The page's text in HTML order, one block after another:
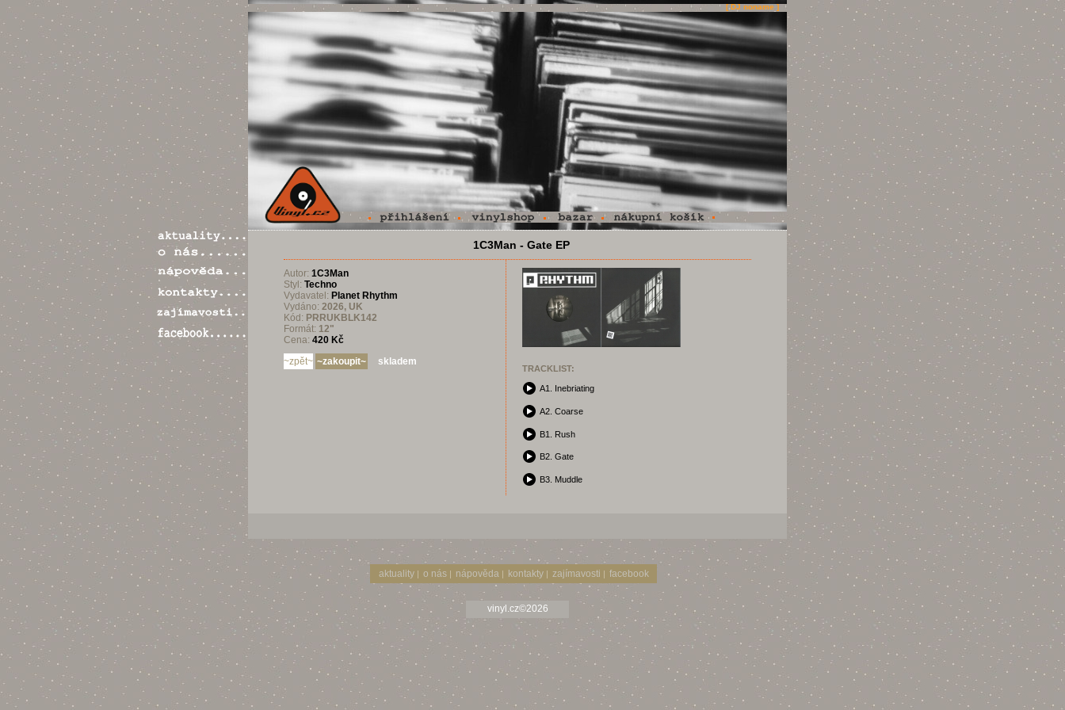
[ DJ noname ]
1C3Man - Gate EP
Autor: 1C3Man
Styl: Techno
Vydavatel: Planet Rhythm
Vydáno: 2026, UK
Kód: PRRUKBLK142
Formát: 12"
Cena: 420 Kč
skladem
TRACKLIST:
A1. Inebriating
A2. Coarse
B1. Rush
B2. Gate
B3. Muddle
aktuality | o nás | nápověda | kontakty | zajímavosti | facebook
vinyl.cz©2026